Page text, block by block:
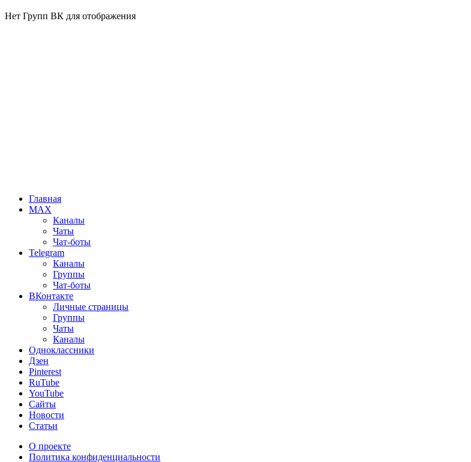
Нет Групп ВК для отображения
Главная
MAX
Каналы
Чаты
Чат-боты
Telegram
Каналы
Группы
Чат-боты
ВКонтакте
Личные страницы
Группы
Чаты
Каналы
Одноклассники
Дзен
Pinterest
RuTube
YouTube
Сайты
Новости
Статьи
О проекте
Политика конфиденциальности